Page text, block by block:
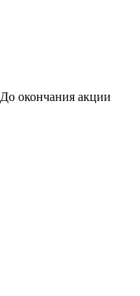
До окончания акции